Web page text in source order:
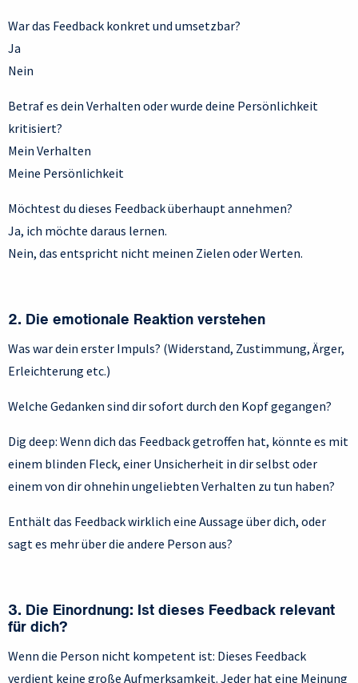
War das Feedback konkret und umsetzbar?
Ja
Nein
Betraf es dein Verhalten oder wurde deine Persönlichkeit
kritisiert?
Mein Verhalten
Meine Persönlichkeit
Möchtest du dieses Feedback überhaupt annehmen?
Ja, ich möchte daraus lernen.
Nein, das entspricht nicht meinen Zielen oder Werten.
2. Die emotionale Reaktion verstehen
Was war dein erster Impuls? (Widerstand, Zustimmung, Ärger,
Erleichterung etc.)
Welche Gedanken sind dir sofort durch den Kopf gegangen?
Dig deep: Wenn dich das Feedback getroffen hat, könnte es mit
einem blinden Fleck, einer Unsicherheit in dir selbst oder
einem von dir ohnehin ungeliebten Verhalten zu tun haben?
Enthält das Feedback wirklich eine Aussage über dich, oder
sagt es mehr über die andere Person aus?
3. Die Einordnung: Ist dieses Feedback relevant
für dich?
Wenn die Person nicht kompetent ist: Dieses Feedback
verdient keine große Aufmerksamkeit. Jeder hat eine Meinung